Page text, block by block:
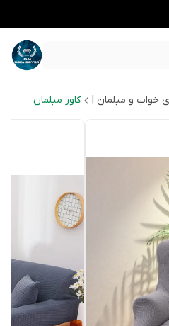
خواب و مبلمان | کاور مبلمان